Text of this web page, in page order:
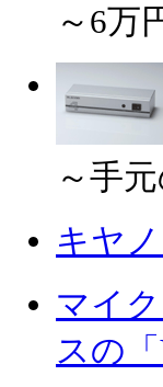
～6万
～手
キヤ
マイ
スの